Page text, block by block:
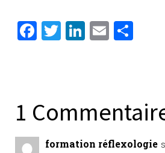
F
b
o
o
T
r
Li
dI
n
E
er
1
formation réflexologie